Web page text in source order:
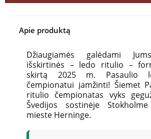
Apie produktą
Džiaugiamės galėdami
išskirtinės – ledo ritulio –
skirtą 2025 m. Pasaulio
čempionatui įamžinti! Šiemet
ritulio čempionatas vyks
Švedijos sostinėje
mieste Herninge.